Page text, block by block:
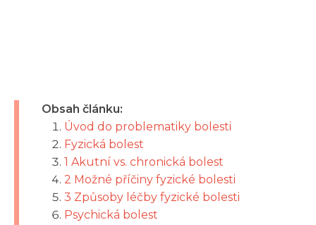
Obsah článku:
Úvod do problematiky bolesti
Fyzická bolest
1 Akutní vs. chronická bolest
2 Možné příčiny fyzické bolesti
3 Způsoby léčby fyzické bolesti
Psychická bolest